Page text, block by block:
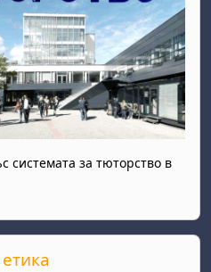
системата за тюторство в
етика